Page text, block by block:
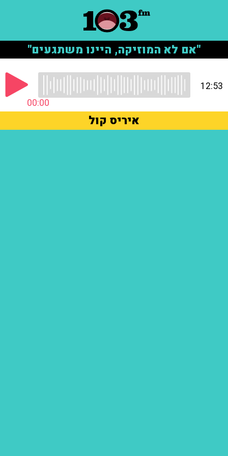
"אם לא המוזיקה, היינו משתגעים"
00:00
12:53
איריס קול